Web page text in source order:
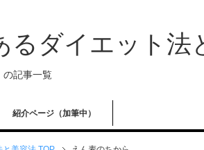
るダイエット法
の記事一覧
紹介ページ（加筆中）